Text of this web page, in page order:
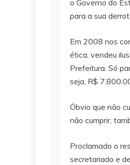
o Governo do
para a sua
Em 2008 nos
ética, vendeu
Prefeitura. Só
seja, R$
Óbvio que não
não cumprir,
Proclamado o
secretariado e